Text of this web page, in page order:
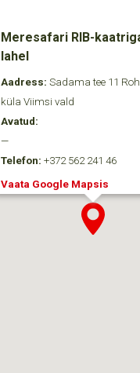
Meresafari RIB-
lahel
Aadress: Sadama tee 11
küla Viimsi vald
Avatud:
—
Telefon: +372 562 241 46
Vaata Google Mapsis